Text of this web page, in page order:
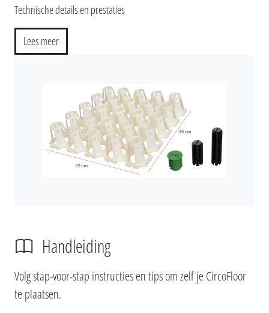
Technische details en prestaties
Lees meer
Handleiding
Volg stap-voor-stap instructies en tips om zelf je CircoFloor
te plaatsen.